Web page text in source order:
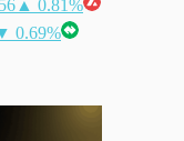
▲ 0.81%
0.69%